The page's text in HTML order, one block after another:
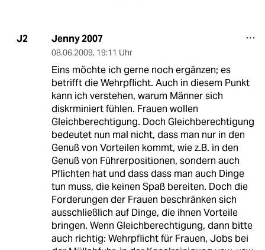
J2 Jenny 2007
08.06.2009, 19:11 Uhr
Eins möchte ich gerne noch ergänzen; es
betrifft die Wehrpflicht. Auch in diesem Punkt
kann ich verstehen, warum Männer sich
diskrminiert fühlen. Frauen wollen
Gleichberechtigung. Doch Gleichberechtigung
bedeutet nun mal nicht, dass man nur in den
Genuß von Vorteilen kommt, wie z.B. in den
Genuß von Führerpositionen, sondern auch
Pflichten hat und dass dass man auch Dinge
tun muss, die keinen Spaß bereiten. Doch die
Forderungen der Frauen beschränken sich
ausschließlich auf Dinge, die ihnen Vorteile
bringen. Wenn Gleichberechtigung, dann bitte
auch richtig: Wehrpflicht für Frauen, Jobs bei